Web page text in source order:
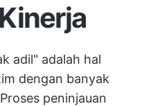
adil" adalah hal
dengan banyak
peninjauan